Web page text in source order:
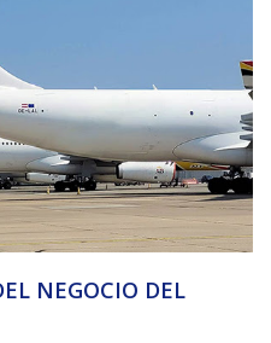
NEGOCIO DEL